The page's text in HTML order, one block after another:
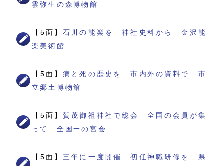
雲弥生の森博物館
【5面】石川の能楽を 神社史料から 金沢能
楽美術館
【5面】病と死の歴史を 市内外の資料で 市
立郷土博物館
【5面】賀茂御祖神社で総会 全国の会員が集
って 全国一の宮会
【5面】 三年に一度開催 初任神職研修を 県